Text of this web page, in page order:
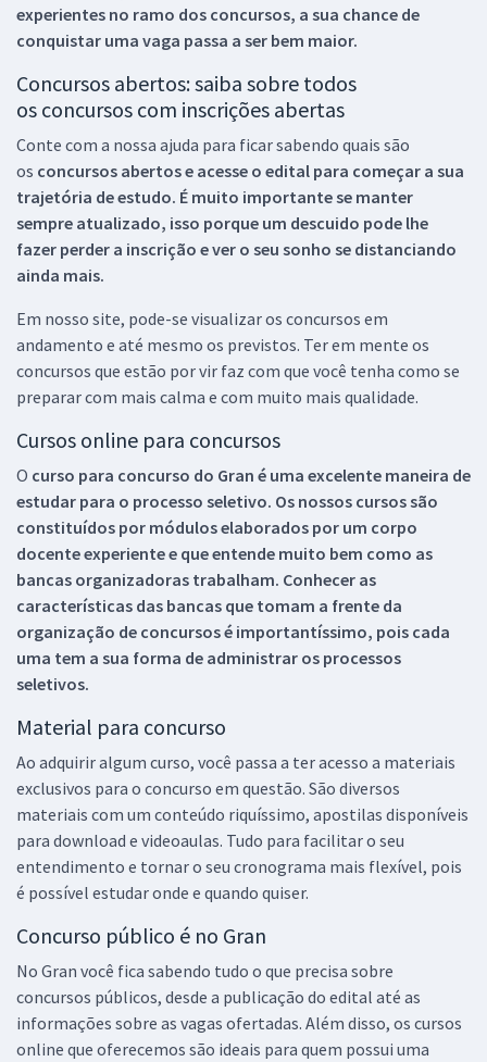
experientes no ramo dos concursos, a sua chance de
conquistar uma vaga passa a ser bem maior.
Concursos abertos: saiba sobre todos
os concursos com inscrições abertas
Conte com a nossa ajuda para ficar sabendo quais são
os concursos abertos e acesse o edital para começar a sua
trajetória de estudo. É muito importante se manter
sempre atualizado, isso porque um descuido pode lhe
fazer perder a inscrição e ver o seu sonho se distanciando
ainda mais.
Em nosso site, pode-se visualizar os concursos em
andamento e até mesmo os previstos. Ter em mente os
concursos que estão por vir faz com que você tenha como se
preparar com mais calma e com muito mais qualidade.
Cursos online para concursos
O curso para concurso do Gran é uma excelente maneira de
estudar para o processo seletivo. Os nossos cursos são
constituídos por módulos elaborados por um corpo
docente experiente e que entende muito bem como as
bancas organizadoras trabalham. Conhecer as
características das bancas que tomam a frente da
organização de concursos é importantíssimo, pois cada
uma tem a sua forma de administrar os processos
seletivos.
Material para concurso
Ao adquirir algum curso, você passa a ter acesso a materiais
exclusivos para o concurso em questão. São diversos
materiais com um conteúdo riquíssimo, apostilas disponíveis
para download e videoaulas. Tudo para facilitar o seu
entendimento e tornar o seu cronograma mais flexível, pois
é possível estudar onde e quando quiser.
Concurso público é no Gran
No Gran você fica sabendo tudo o que precisa sobre
concursos públicos, desde a publicação do edital até as
informações sobre as vagas ofertadas. Além disso, os cursos
online que oferecemos são ideais para quem possui uma